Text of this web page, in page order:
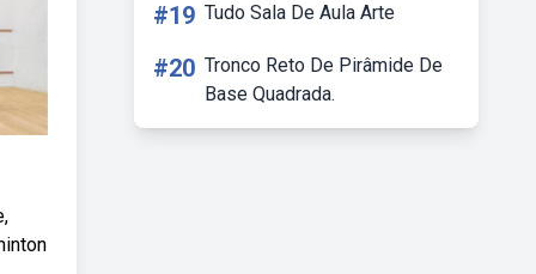
#19 Tudo Sala De Aula Arte
#20 Tronco Reto De Pirâmide De
Base Quadrada.